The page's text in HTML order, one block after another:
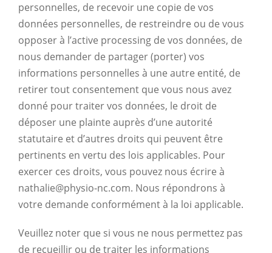
personnelles, de recevoir une copie de vos
données personnelles, de restreindre ou de vous
opposer à l’active processing de vos données, de
nous demander de partager (porter) vos
informations personnelles à une autre entité, de
retirer tout consentement que vous nous avez
donné pour traiter vos données, le droit de
déposer une plainte auprès d’une autorité
statutaire et d’autres droits qui peuvent être
pertinents en vertu des lois applicables. Pour
exercer ces droits, vous pouvez nous écrire à
nathalie@physio-nc.com. Nous répondrons à
votre demande conformément à la loi applicable.
Veuillez noter que si vous ne nous permettez pas
de recueillir ou de traiter les informations